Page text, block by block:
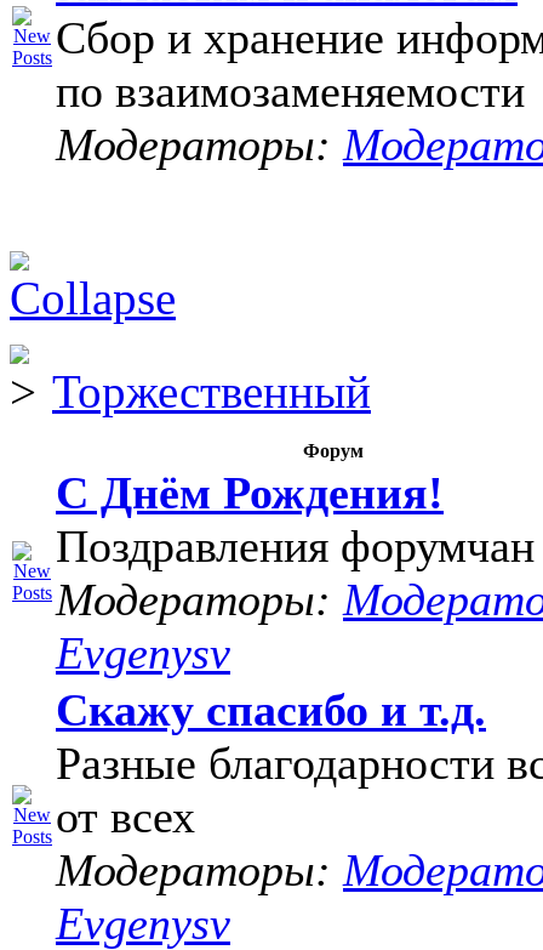
Сбор и хранение
по взаимозаменяемости
Модераторы:
Торжественный
Форум
С Днём Рождения!
Поздравления форумчан
Модераторы:
Evgenysv
Скажу спасибо и т.д.
Разные благодарности
от всех
Модераторы:
Evgenysv